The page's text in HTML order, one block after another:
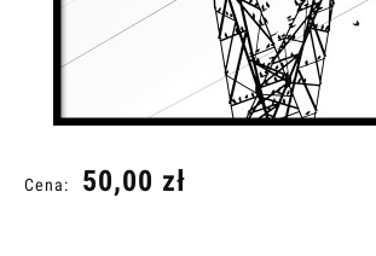
Cena: 50,00 zł